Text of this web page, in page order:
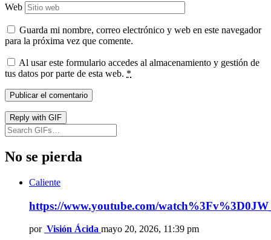
Web
Guarda mi nombre, correo electrónico y web en este navegador
para la próxima vez que comente.
Al usar este formulario accedes al almacenamiento y gestión de
tus datos por parte de esta web. *
Publicar el comentario
Reply with GIF
No se pierda
Caliente
https://www.youtube.com/
por Visión Ácida mayo 20, 2026, 11:39 pm